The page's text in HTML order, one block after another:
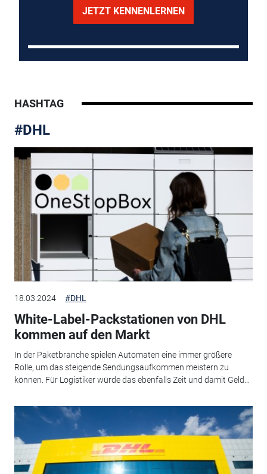
JETZT KENNENLERNEN
HASHTAG
#DHL
18.03.2024 #DHL
White-Label-Packstationen von DHL
kommen auf den Markt
In der Paketbranche spielen Automaten eine immer größere
Rolle, um das steigende Sendungsaufkommen meistern zu
können. Für Logistiker würde das ebenfalls Zeit und damit Geld...